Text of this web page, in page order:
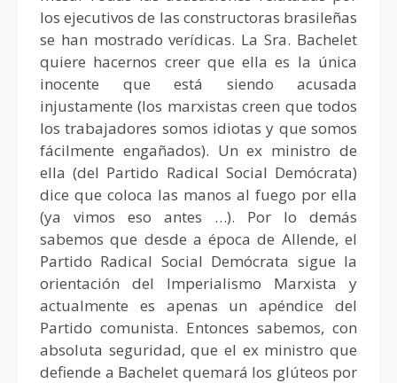
los ejecutivos de las constructoras brasileñas
se han mostrado verídicas. La Sra. Bachelet
quiere hacernos creer que ella es la única
inocente que está siendo acusada
injustamente (los marxistas creen que todos
los trabajadores somos idiotas y que somos
fácilmente engañados). Un ex ministro de
ella (del Partido Radical Social Demócrata)
dice que coloca las manos al fuego por ella
(ya vimos eso antes …). Por lo demás
sabemos que desde a época de Allende, el
Partido Radical Social Demócrata sigue la
orientación del Imperialismo Marxista y
actualmente es apenas un apéndice del
Partido comunista. Entonces sabemos, con
absoluta seguridad, que el ex ministro que
defiende a Bachelet quemará los glúteos por